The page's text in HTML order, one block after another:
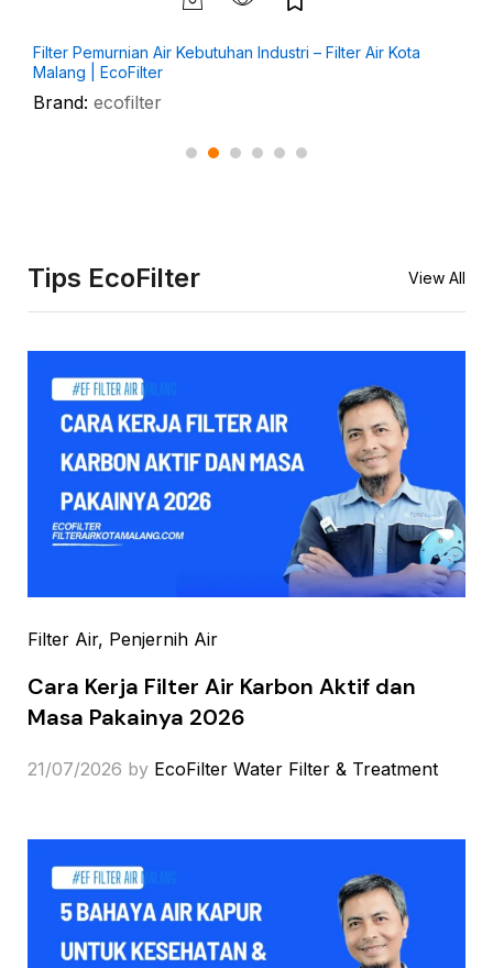
Filter Pemurnian Air Kebutuhan Industri – Filter Air Kota
Malang | EcoFilter
Brand: ecofilter
Tips EcoFilter View All
Filter Air, Penjernih Air
Cara Kerja Filter Air Karbon Aktif dan
Masa Pakainya 2026
21/07/2026 by EcoFilter Water Filter & Treatment